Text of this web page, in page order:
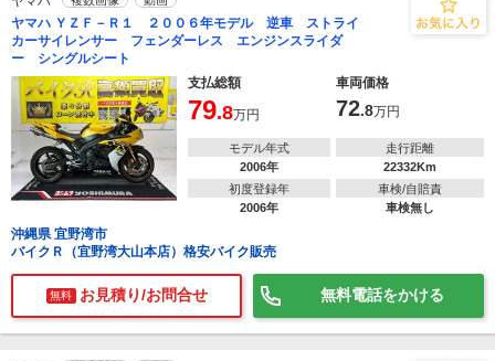
ヤマハ ＹＺＦ－Ｒ１ ２００６年モデル 逆車 ストライ
カーサイレンサー フェンダーレス エンジンスライダ
ー シングルシート
支払総額
車両価格
79.8万円 72.8万円
モデル年式
2006年
走行距離
22332Km
初度登録年
2006年
車検/自賠責
車検無し
沖縄県 宜野湾市
バイクＲ（宜野湾大山本店）格安バイク販売
無料 お見積り/お問合せ 無料電話をかける